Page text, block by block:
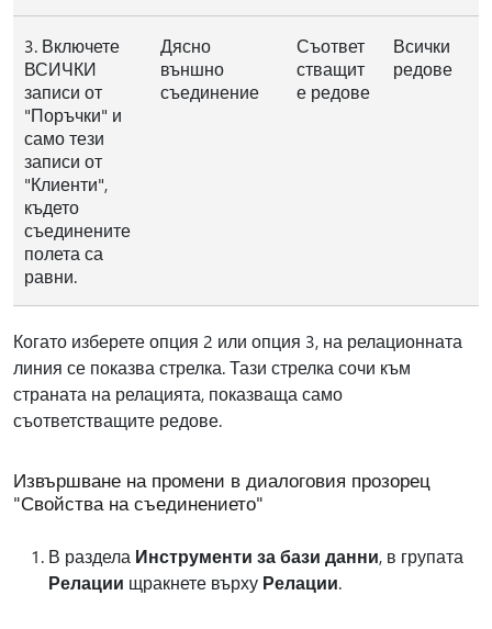
3. Включете
ВСИЧКИ
записи от
"Поръчки" и
само тези
записи от
"Клиенти",
където
съединените
полета са
равни.
Дясно
външно
съединение
Съответ
стващит
е редове
Всички
редове
Когато изберете опция 2 или опция 3, на релационната
линия се показва стрелка. Тази стрелка сочи към
страната на релацията, показваща само
съответстващите редове.
Извършване на промени в диалоговия прозорец
"Свойства на съединението"
В раздела Инструменти за бази данни, в групата
Релации щракнете върху Релации.